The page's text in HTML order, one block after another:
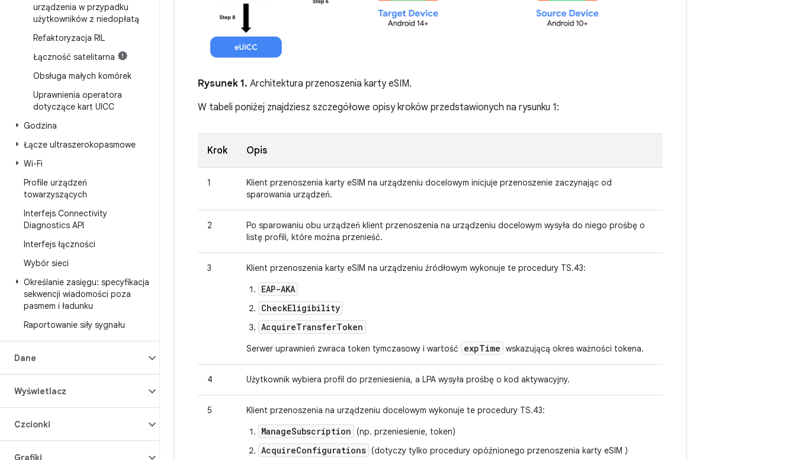
urządzenia w przypadku
użytkowników z niedopłatą
Refaktoryzacja RIL
Łączność satelitarna
Obsługa małych komórek
Uprawnienia operatora
dotyczące kart UICC
Godzina
Łącze ultraszerokopasmowe
Wi-Fi
Profile urządzeń
towarzyszących
Interfejs Connectivity
Diagnostics API
Interfejs łączności
Wybór sieci
Określanie zasięgu: specyfikacja
sekwencji wiadomości poza
pasmem i ładunku
Raportowanie siły sygnału
Dane
Wyświetlacz
Czcionki
Grafiki
Rysunek 1. Architektura przenoszenia karty eSIM.
W tabeli poniżej znajdziesz szczegółowe opisy kroków przedstawionych na rysunku 1:
Krok Opis
1
Klient przenoszenia karty eSIM na urządzeniu docelowym inicjuje przenoszenie zaczynając od
sparowania urządzeń.
2
Po sparowaniu obu urządzeń klient przenoszenia na urządzeniu docelowym wysyła do niego prośbę o
listę profili, które można przenieść.
3 Klient przenoszenia karty eSIM na urządzeniu źródłowym wykonuje te procedury TS.43:
EAP-AKA
CheckEligibility
AcquireTransferToken
Serwer uprawnień zwraca token tymczasowy i wartość expTime wskazującą okres ważności tokena.
4 Użytkownik wybiera profil do przeniesienia, a LPA wysyła prośbę o kod aktywacyjny.
5 Klient przenoszenia na urządzeniu docelowym wykonuje te procedury TS.43:
ManageSubscription (np. przeniesienie, token)
AcquireConfigurations (dotyczy tylko procedury opóźnionego przenoszenia karty eSIM )